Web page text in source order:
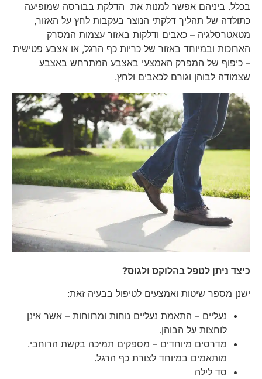
בכלל. ביניהם אפשר למנות את הדלקת בבורסה שמופיעה
כתולדה של תהליך דלקתי הנוצר בעקבות לחץ על האזור,
מטאטרסלגיה – כאבים ודלקות באזור עצמות המסרק
הארוכות ובמיוחד באזור של כריות כף הרגל, או אצבע פטישית
– כיפוף של המפרק האמצעי באצבע המתרחש באצבע
שצמודה לבוהן וגורם לכאבים ולחץ.
כיצד ניתן לטפל בהלוקס ולגוס?
ישנן מספר שיטות ואמצעים לטיפול בבעיה זאת:
נעליים – התאמת נעליים נוחות ומרווחות – אשר אינן
לוחצות על הבוהן.
מדרסים מיוחדים – מספקים תמיכה בקשת הרוחבי.
מותאמים במיוחד לצורת כף הרגל.
סד לילה